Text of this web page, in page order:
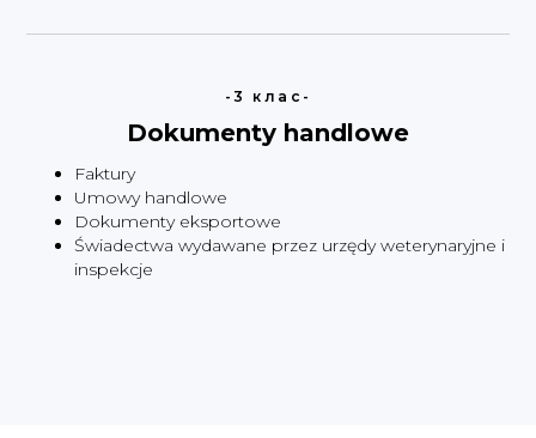
-3 клас-
Dokumenty handlowe
Faktury
Umowy handlowe
Dokumenty eksportowe
Świadectwa wydawane przez urzędy weterynaryjne i
inspekcje